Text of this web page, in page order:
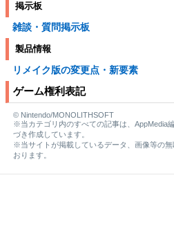
掲示板
雑談・質問掲示板
製品情報
リメイク版の変更点・新要素
ゲーム権利表記
© Nintendo/MONOLITHSOFT
※当カテゴリ内のすべての記事は、AppMedia
づき作成しています。
※当サイトが掲載しているデータ、画像等の
おります。